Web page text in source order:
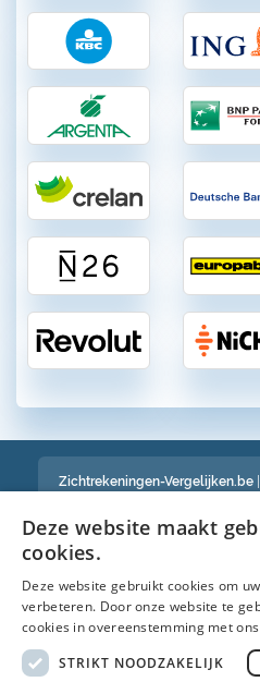
Zichtrekeningen-Vergelijken.be|
Een volledig onafhankelijke
Bekijk
Deze website maakt
cookies.
Deze website gebruikt cookies om
verbeteren. Door onze website te
cookies in overeenstemming met
STRIKT NOODZAKELIJK